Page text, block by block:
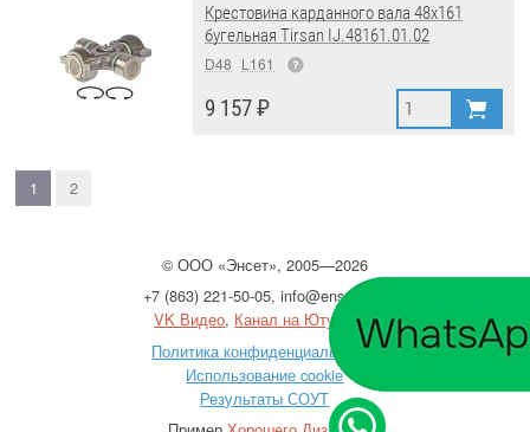
Крестовина карданного вала 48x161
бугельная Tirsan IJ.48161.01.02
D48 L161
9 157 ₽
1 2
©ООО«Энсет», 2005—2026
+7 (863) 221-50-05, info@enset.ru
VK Видео, Канал на Ютубе
Политика конфиденциальности
Использование cookie
Результаты СОУТ